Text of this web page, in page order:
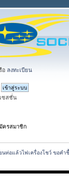
อ ลงทะเบียน
ซสชั่น
ครสมาชิก
นท่อแล้วไฟเครื่องโชว์ ขอค